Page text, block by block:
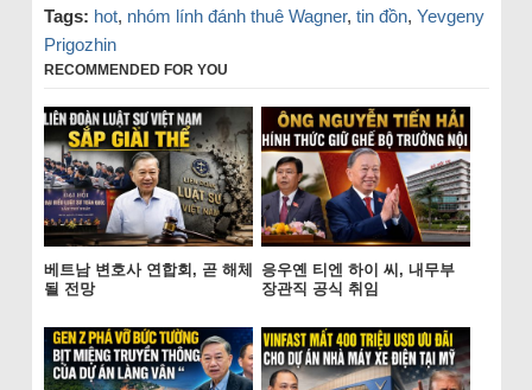
Tags: hot, nhóm lính đánh thuê Wagner, tin đồn, Yevgeny
Prigozhin
RECOMMENDED FOR YOU
베트남 변호사 연합회, 곧 해체
될 전망
응우옌 티엔 하이 씨, 내무부
장관직 공식 취임